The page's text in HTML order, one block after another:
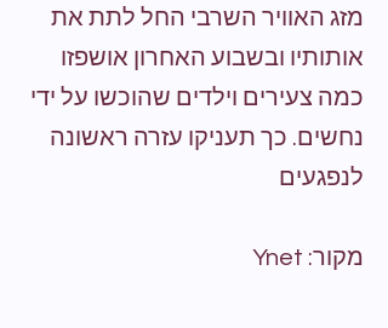
מזג האוויר השרבי החל לתת את
אותותיו ובשבוע האחרון אושפזו
כמה צעירים וילדים שהוכשו על ידי
נחשים. כך תעניקו עזרה ראשונה
לנפגעים
מקור: Ynet